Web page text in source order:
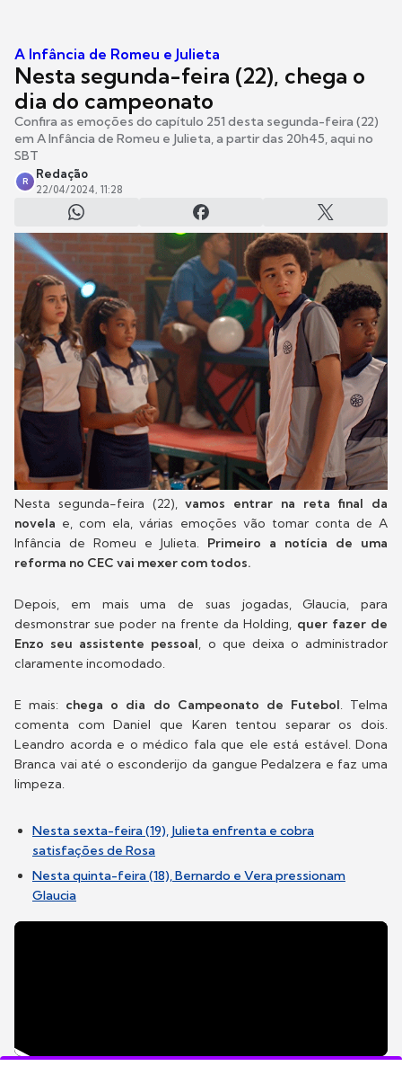
A Infância de Romeu e Julieta
Nesta segunda-feira (22), chega o
dia do campeonato
Confira as emoções do capítulo 251 desta segunda-feira (22)
em A Infância de Romeu e Julieta, a partir das 20h45, aqui no
SBT
R
Redação
22/04/2024, 11:28
Nesta segunda-feira (22),vamos entrar na reta final da
novela e, com ela, várias emoções vão tomar conta de A
Infância de Romeu e Julieta. Primeiro a notícia de uma
reforma no CEC vai mexer com todos.
Depois, em mais uma de suas jogadas, Glaucia, para
desmonstrar sue poder na frente da Holding, quer fazer de
Enzo seu assistente pessoal, o que deixa o administrador
claramente incomodado.
E mais: chega o dia do Campeonato de Futebol. Telma
comenta com Daniel que Karen tentou separar os dois.
Leandro acorda e o médico fala que ele está estável. Dona
Branca vai até o esconderijo da gangue Pedalzera e faz uma
limpeza.
Nesta sexta-feira (19), Julieta enfrenta e cobra
satisfações de Rosa
Nesta quinta-feira (18), Bernardo e Vera pressionam
Glaucia